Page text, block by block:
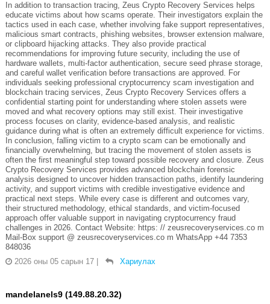
In addition to transaction tracing, Zeus Crypto Recovery Services helps
educate victims about how scams operate. Their investigators explain the
tactics used in each case, whether involving fake support representatives,
malicious smart contracts, phishing websites, browser extension malware,
or clipboard hijacking attacks. They also provide practical
recommendations for improving future security, including the use of
hardware wallets, multi-factor authentication, secure seed phrase storage,
and careful wallet verification before transactions are approved. For
individuals seeking professional cryptocurrency scam investigation and
blockchain tracing services, Zeus Crypto Recovery Services offers a
confidential starting point for understanding where stolen assets were
moved and what recovery options may still exist. Their investigative
process focuses on clarity, evidence-based analysis, and realistic
guidance during what is often an extremely difficult experience for victims.
In conclusion, falling victim to a crypto scam can be emotionally and
financially overwhelming, but tracing the movement of stolen assets is
often the first meaningful step toward possible recovery and closure. Zeus
Crypto Recovery Services provides advanced blockchain forensic
analysis designed to uncover hidden transaction paths, identify laundering
activity, and support victims with credible investigative evidence and
practical next steps. While every case is different and outcomes vary,
their structured methodology, ethical standards, and victim-focused
approach offer valuable support in navigating cryptocurrency fraud
challenges in 2026. Contact Website: https: // zeusrecoveryservices.co m
Mail-Box support @ zeusrecoveryservices.co m WhatsApp +44 7353
848036
2026 оны 05 сарын 17
Хариулах
mandelanels9 (149.88.20.32)